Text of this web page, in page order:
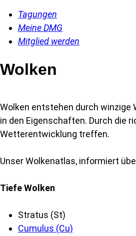
Tagungen
Meine DMG
Mitglied werden
Wolken
Wolken entstehen durch winzige
in den Eigenschaften. Durch die
Wetterentwicklung treffen.
Unser Wolkenatlas, informiert
Tiefe Wolken
Stratus (St)
Cumulus (Cu)